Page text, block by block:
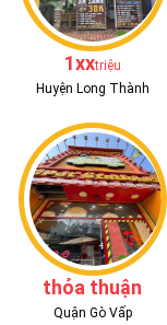
1xxtriệu
Huyện Long Thành
thỏa thuận
Quận Gò Vấp